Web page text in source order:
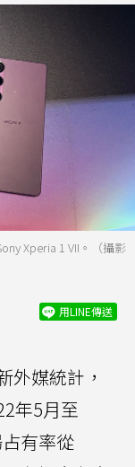
Xperia 1 VII。（攝影
用LINE傳送
外媒統計，
年5月至
有率從